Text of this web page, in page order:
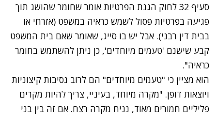
סעיף 32 לחוק הגנת הפרטיות אומר שחומר שהושג תוך
פגיעה בפרטיות פסול לשמש כראיה במשפט (אזרחי או
בבית דין רבני). אבל יש בו סייג, שאומר שאם בית המשפט
קבע שישנם 'טעמים מיוחדים', כן ניתן להשתמש בחומר
כראיה".
הוא מציין כי "טעמים מיוחדים" הם לרוב נסיבות קיצוניות
ויוצאות דופן. "מקרה מיוחד, בעיניי, צריך להיות מקרים
פליליים חמורים מאוד, נניח מקרה רצח. אם זה בין בני